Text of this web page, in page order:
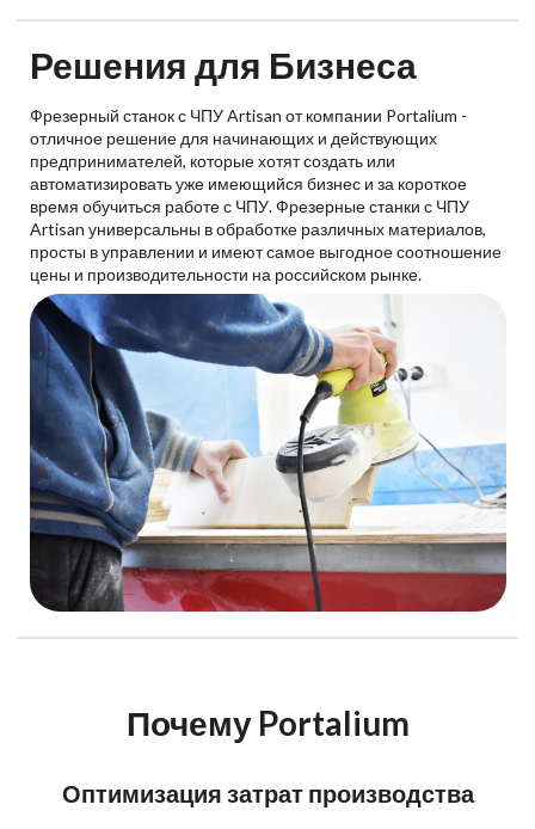
Решения для Бизнеса
Фрезерный станок с ЧПУ Artisan от компании Portalium -
отличное решение для начинающих и действующих
предпринимателей, которые хотят создать или
автоматизировать уже имеющийся бизнес и за короткое
время обучиться работе с ЧПУ. Фрезерные станки с ЧПУ
Artisan универсальны в обработке различных материалов,
просты в управлении и имеют самое выгодное соотношение
цены и производительности на российском рынке.
Почему Portalium
Оптимизация затрат производства